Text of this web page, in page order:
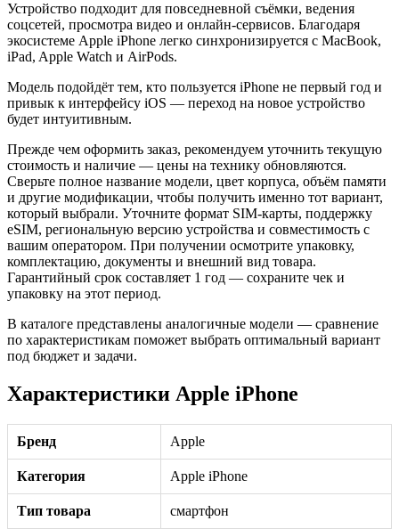
Устройство подходит для повседневной съёмки, ведения
соцсетей, просмотра видео и онлайн-сервисов. Благодаря
экосистеме Apple iPhone легко синхронизируется с MacBook,
iPad, Apple Watch и AirPods.
Модель подойдёт тем, кто пользуется iPhone не первый год и
привык к интерфейсу iOS — переход на новое устройство
будет интуитивным.
Прежде чем оформить заказ, рекомендуем уточнить текущую
стоимость и наличие — цены на технику обновляются.
Сверьте полное название модели, цвет корпуса, объём памяти
и другие модификации, чтобы получить именно тот вариант,
который выбрали. Уточните формат SIM-карты, поддержку
eSIM, региональную версию устройства и совместимость с
вашим оператором. При получении осмотрите упаковку,
комплектацию, документы и внешний вид товара.
Гарантийный срок составляет 1 год — сохраните чек и
упаковку на этот период.
В каталоге представлены аналогичные модели — сравнение
по характеристикам поможет выбрать оптимальный вариант
под бюджет и задачи.
Характеристики Apple iPhone
Бренд Apple
Категория Apple iPhone
Тип товара смартфон